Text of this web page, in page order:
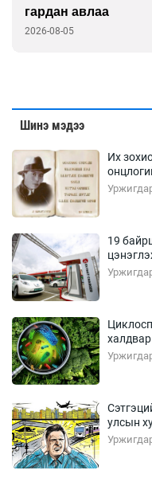
2026-08-05
Шинэ мэдээ
Их
19
улсын